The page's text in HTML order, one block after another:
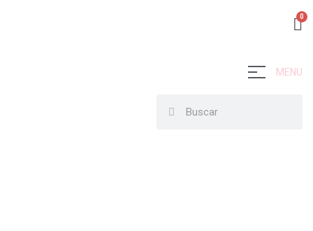
MENU